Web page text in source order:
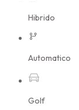
Hibrido
Automatico
Golf